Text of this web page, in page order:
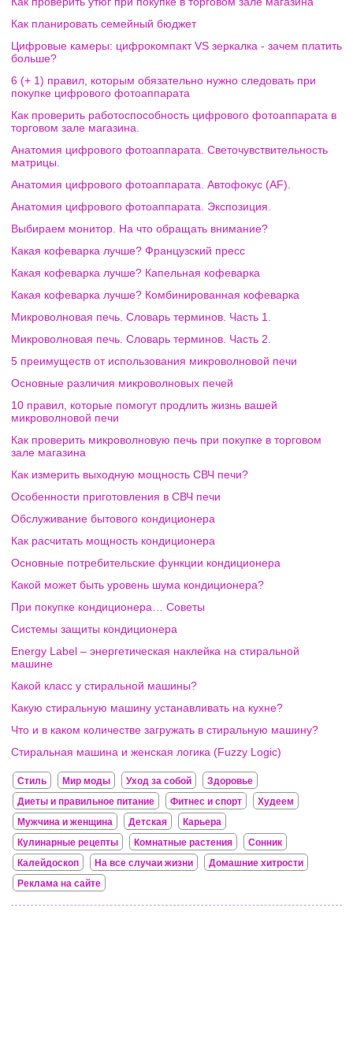
Как планировать семейный бюджет
Цифровые камеры: цифрокомпакт VS зеркалка - зачем платить
больше?
6 (+ 1) правил, которым обязательно нужно следовать при
покупке цифрового фотоаппарата
Как проверить работоспособность цифрового фотоаппарата в
торговом зале магазина.
Анатомия цифрового фотоаппарата. Светочувствительность
матрицы.
Анатомия цифрового фотоаппарата. Автофокус (AF).
Анатомия цифрового фотоаппарата. Экспозиция.
Выбираем монитор. На что обращать внимание?
Какая кофеварка лучше? Французский пресс
Какая кофеварка лучше? Капельная кофеварка
Какая кофеварка лучше? Комбинированная кофеварка
Микроволновая печь. Словарь терминов. Часть 1.
Микроволновая печь. Словарь терминов. Часть 2.
5 преимуществ от использования микроволновой печи
Основные различия микроволновых печей
10 правил, которые помогут продлить жизнь вашей
микроволновой печи
Как проверить микроволновую печь при покупке в торговом
зале магазина
Как измерить выходную мощность СВЧ печи?
Особенности приготовления в СВЧ печи
Обслуживание бытового кондиционера
Как расчитать мощность кондиционера
Основные потребительские функции кондиционера
Какой может быть уровень шума кондиционера?
При покупке кондиционера… Советы
Системы защиты кондиционера
Energy Label – энергетическая наклейка на стиральной
машине
Какой класс у стиральной машины?
Какую стиральную машину устанавливать на кухне?
Что и в каком количестве загружать в стиральную машину?
Стиральная машина и женская логика (Fuzzy Logic)
Стиль Мир моды Уход за собой
Здоровье
Диеты и правильное питание
Фитнес и спорт
Худеем
Мужчина и женщина
Детская
Карьера
Кулинарные рецепты
Комнатные растения
Сонник
Калейдоскоп
На все случаи жизни
Домашние хитрости
Реклама на сайте